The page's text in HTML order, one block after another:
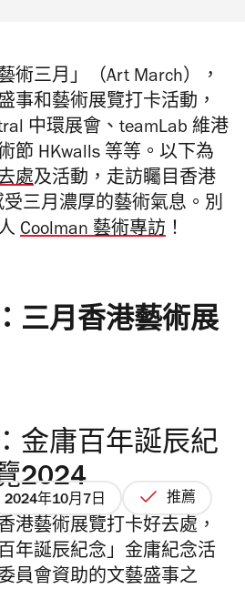
術三月」（Art March），
事和藝術展覽打卡活動，
中環展會、teamLab 維港
節 HKwalls 等等。以下為
處及活動，走訪矚目香港
三月濃厚的藝術氣息。別
Coolman 藝術專訪 ！
三月香港藝術展
金庸百年誕辰紀
2024
2024年10月7日 推薦
港藝術展覽打卡好去處，
年誕辰紀念」金庸紀念活
員會資助的文藝盛事之